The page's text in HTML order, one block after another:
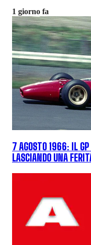
1 giorno fa
7 AGOSTO 1966: IL
LASCIANDO UNA